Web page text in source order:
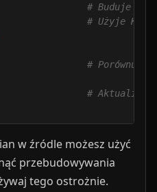
# Buduje
# Użyje
-p #
-i -U #
w źródle możesz użyć
przebudowywania
tego ostrożnie.